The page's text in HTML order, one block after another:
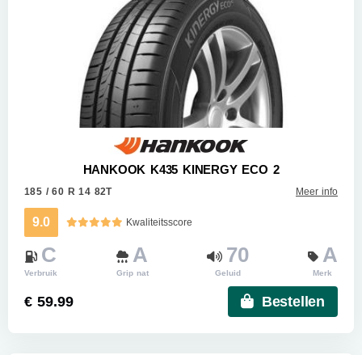
HANKOOK K435 KINERGY ECO 2
185 / 60 R 14 82T Meer info
9.0 Kwaliteitsscore
C
Verbruik
A
Grip nat
70
Geluid
A
Merk
€ 59.99 Bestellen